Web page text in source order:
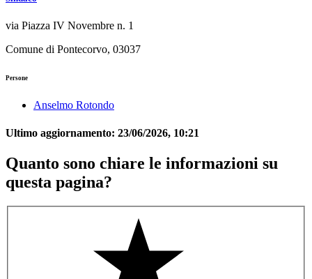
via Piazza IV Novembre n. 1
Comune di Pontecorvo, 03037
Persone
Anselmo Rotondo
Ultimo aggiornamento: 23/06/2026, 10:21
Quanto sono chiare le informazioni su
questa pagina?